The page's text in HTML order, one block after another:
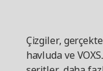
Çizgiler,
havluda ve